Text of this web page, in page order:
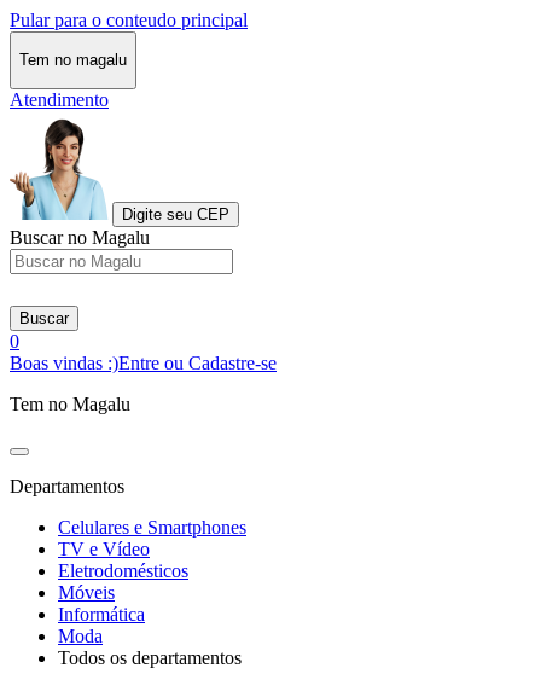
Pular para o conteudo principal
Tem no magalu
Atendimento
Digite seu CEP
Buscar no Magalu
Buscar
0
Boas vindas :)Entre ou Cadastre-se
Tem no Magalu
Departamentos
Celulares e Smartphones
TV e Vídeo
Eletrodomésticos
Móveis
Informática
Moda
Todos os departamentos